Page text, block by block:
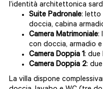
l’identità architettonica
Suite Padronale: letto
doccia, cabina
Camera Matrimoniale:
con doccia, armadio
Camera Doppia 1: due
Camera Doppia 2:
La villa dispone